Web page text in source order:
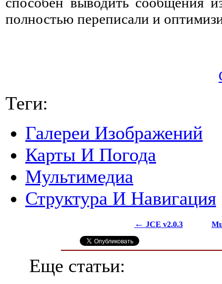
полностью переписали и
Теги:
Галереи Изображений
Карты И Погода
Мультимедиа
Структура И Навигация
← JCE v2.0.3
Еще статьи: